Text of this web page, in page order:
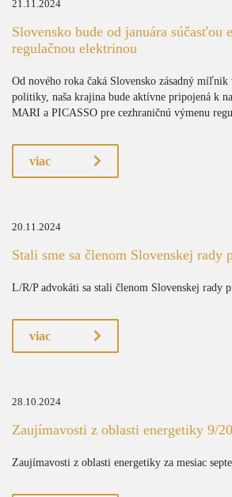
21.11.2024
Slovensko bude od januára súčasťou
regulačnou elektrinou
Od nového roka čaká Slovensko zásadný
politiky, naša krajina bude aktívne pripojená k
MARI a PICASSO pre cezhraničnú výmenu
viac
20.11.2024
Stali sme sa členom Slovenskej rady
L/R/P advokáti sa stali členom Slovenskej rady
viac
28.10.2024
Zaujímavosti z oblasti energetiky 9/
Zaujímavosti z oblasti energetiky za mesiac